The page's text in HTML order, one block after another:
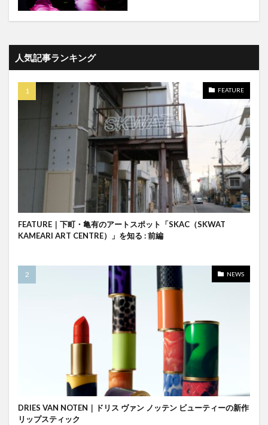
人気記事ランキング
FEATURE
FEATURE｜下町・亀有のアートスポット「SKAC（SKWAT
KAMEARI ART CENTRE）」を知る : 前編
NEWS
DRIES VAN NOTEN｜ドリス ヴァン ノッテン ビューティーの新作
リップスティック